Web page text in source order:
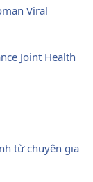
Viral
Joint Health
từ chuyên gia